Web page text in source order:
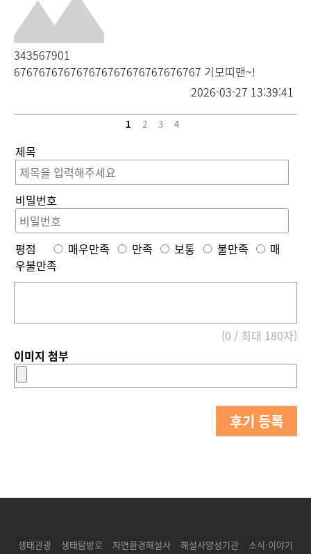
343567901
676767676767676767676767676767 기모띠맨~!
2026-03-27 13:39:41
1 2 3 4
제목
비밀번호
평점 매우만족 만족 보통 불만족
매
우불만족
(0 / 최대 180자)
이미지 첨부
후기 등록
생태관광 생태탐방로 자연환경해설사 해설사양성기관
소식·이야기